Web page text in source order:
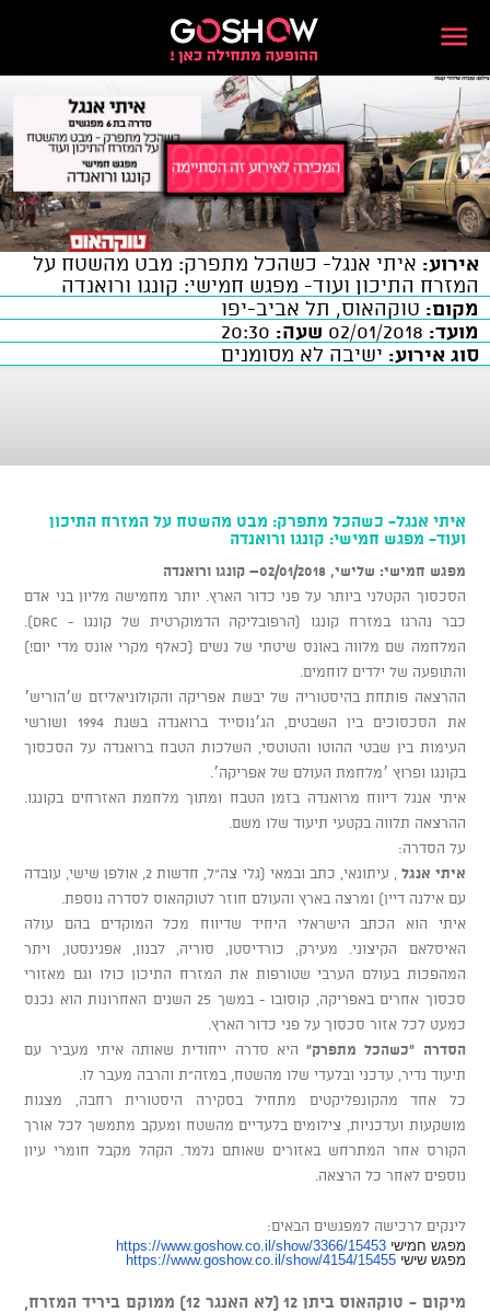
אירוע: איתי אנגל- כשהכל מתפרק: מבט מהשטח על
המזרח התיכון ועוד- מפגש חמישי: קונגו ורואנדה
מקום: טוקהאוס, תל אביב-יפו
מועד:
שעה:
סוג אירוע: ישיבה לא מסומנים
איתי אנגל- כשהכל מתפרק: מבט מהשטח על המזרח התיכון
ועוד- מפגש חמישי: קונגו ורואנדה
מפגש חמישי: שלישי, 02/01/2018– קונגו ורואנדה
הסכסוך הקטלני ביותר על פני כדור הארץ. יותר מחמישה מליון בני אדם
כבר נהרגו במזרח קונגו (הרפובליקה הדמוקרטית של קונגו - DRC).
המלחמה שם מלווה באונס שיטתי של נשים (כאלף מקרי אונס מדי יום!)
והתופעה של ילדים לוחמים.
ההרצאה פותחת בהיסטוריה של יבשת אפריקה והקולוניאליזם ש׳הוריש׳
את הסכסוכים בין השבטים, הג׳נוסייד ברואנדה בשנת 1994 ושורשי
העימות בין שבטי ההוטו והטוטסי, השלכות הטבח ברואנדה על הסכסוך
בקונגו ופרוץ ׳מלחמת העולם של אפריקה׳.
איתי אנגל דיווח מרואנדה בזמן הטבח ומתוך מלחמת האזרחים בקונגו.
ההרצאה תלווה בקטעי תיעוד שלו משם.
על הסדרה:
איתי אנגל
, עיתונאי, כתב ובמאי (גלי צה"ל, חדשות 2, אולפן שישי, עובדה
עם אילנה דיין) ומרצה בארץ והעולם חוזר לטוקהאוס לסדרה נוספת.
איתי הוא הכתב הישראלי היחיד שדיווח מכל המוקדים בהם עולה
האיסלאם הקיצוני. מעירק, כורדיסטן, סוריה, לבנון, אפגינסטן, ויתר
המהפכות בעולם הערבי שטורפות את המזרח התיכון כולו וגם מאזורי
סכסוך אחרים באפריקה, קוסובו - במשך 25 השנים האחרונות הוא נכנס
כמעט לכל אזור סכסוך על פני כדור הארץ.
הסדרה "כשהכל מתפרק"היא סדרה ייחודית שאותה איתי מעביר עם
תיעוד נדיר, עדכני ובלעדי שלו מהשטח, במזה"ת והרבה מעבר לו.
כל אחד מהקונפליקטים מתחיל בסקירה היסטורית רחבה, מצגות
מושקעות ועדכניות, צילומים בלעדיים מהשטח ומעקב מתמשך לכל אורך
הקורס אחר המתרחש באזורים שאותם נלמד. הקהל מקבל חומרי עיון
נוספים לאחר כל הרצאה.
לינקים לרכישה למפגשים הבאים:
מפגש חמישיhttps://www.goshow.co.il/show/3366/15453
מפגש שישיhttps://www.goshow.co.il/show/4154/15455
מיקום - טוקהאוס ביתן 12 (לא האנגר 12) ממוקם ביריד המזרח,